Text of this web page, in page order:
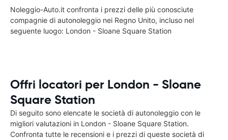
Noleggio-Auto.it confronta i prezzi delle più conosciute
compagnie di autonoleggio nei Regno Unito, incluso nel
seguente luogo: London - Sloane Square Station
Offri locatori per London - Sloane
Square Station
Di seguito sono elencate le società di autonoleggio con le
migliori valutazioni in London - Sloane Square Station.
Confronta tutte le recensioni e i prezzi di queste società di